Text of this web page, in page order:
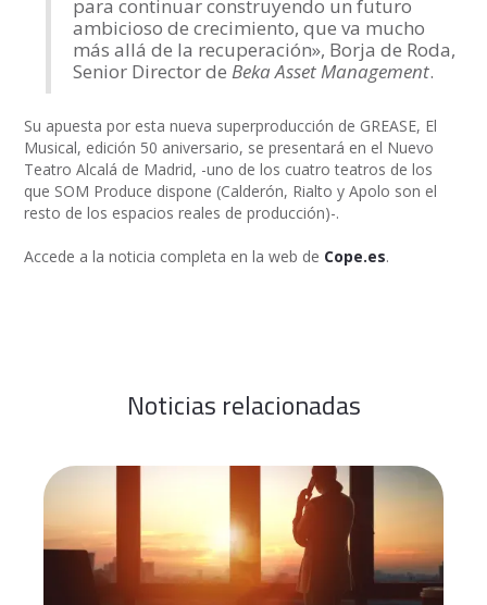
para continuar construyendo un futuro
ambicioso de crecimiento, que va mucho
más allá de la recuperación», Borja de Roda,
Senior Director deBeka Asset Management.
Su apuesta por esta nueva superproducción de GREASE, El
Musical, edición 50 aniversario, se presentará en el Nuevo
Teatro Alcalá de Madrid, -uno de los cuatro teatros de los
que SOM Produce dispone (Calderón, Rialto y Apolo son el
resto de los espacios reales de producción)-.
Accede a la noticia completa en la web de Cope.es.
Noticias relacionadas